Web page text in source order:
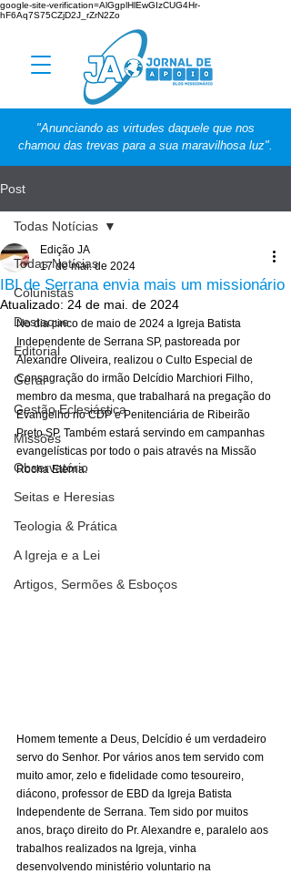
google-site-verification=AlGgplHlEwGIzCUG4Hr-
hF6Aq7S75CZjD2J_rZrN2Zo
"Anunciando as virtudes daquele que nos
chamou das trevas para a sua maravilhosa luz".
Post
Todas Notícias
Colunistas
Destaque
Editorial
Geral
Gestão Eclesiástica
Missões
Observatório
Seitas e Heresias
Teologia & Prática
A Igreja e a Lei
Artigos, Sermões & Esboços
Todas Notícias
IBI de Serrana envia mais um missionário
Edição JA
17 de mai. de 2024
Atualizado: 24 de mai. de 2024
No dia cinco de maio de 2024 a Igreja Batista
Independente de Serrana SP, pastoreada por
Alexandre Oliveira, realizou o Culto Especial de
Consagração do irmão Delcídio Marchiori Filho,
membro da mesma, que trabalhará na pregação do
Evangelho no CDP e Penitenciária de Ribeirão
Preto SP. Também estará servindo em campanhas
evangelísticas por todo o pais através na Missão
Rocha Eterna.
Homem temente a Deus, Delcídio é um verdadeiro
servo do Senhor. Por vários anos tem servido com
muito amor, zelo e fidelidade como tesoureiro,
diácono, professor de EBD da Igreja Batista
Independente de Serrana. Tem sido por muitos
anos, braço direito do Pr. Alexandre e, paralelo aos
trabalhos realizados na Igreja, vinha
desenvolvendo ministério voluntario na